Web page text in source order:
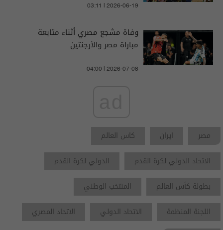
03:11 | 2026-06-19
وفاة مشجع مصري أثناء متابعة
مباراة مصر والأرجنتين
04:00 | 2026-07-08
مصر ايران
كاس العالم
الاتحاد الدولي لكرة القدم
الدولي لكرة القدم
بطولة كأس العالم
المنتخب الوطني
اللجنة المنظمة
الاتحاد الدولي
الاتحاد المصري